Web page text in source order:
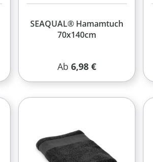
SEAQUAL® Hamamtuch
70x140cm
Regulärer Preis:
Ab 6,98 €